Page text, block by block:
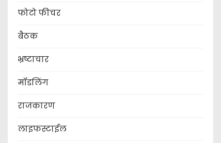
फोटो फीचर
बैठक
भ्रष्टाचार
मॉडलिंग
राजकारण
लाइफस्टाईल